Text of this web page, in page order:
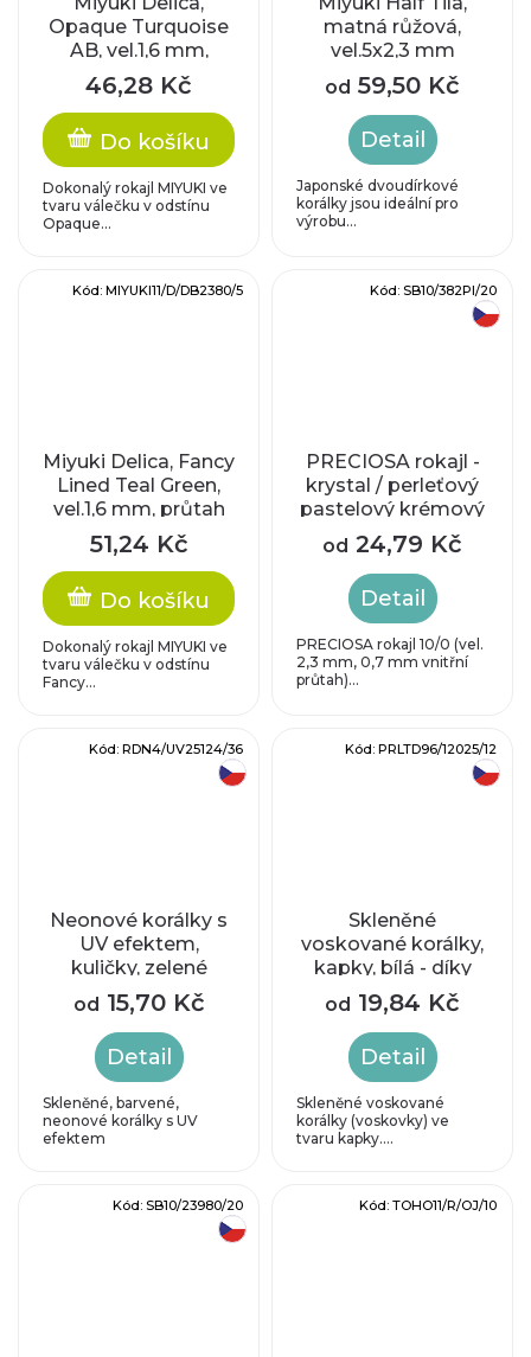
Opaque Turquoise
AB, vel.1,6 mm,
průtah 0,8 mm
46,28 Kč
Do košíku
Dokonalý rokajl MIYUKI ve
tvaru válečku v odstínu
Opaque...
matná růžová,
vel.5x2,3 mm
od 59,50 Kč
Detail
Japonské dvoudírkové
korálky jsou ideální pro
výrobu...
Miyuki Delica, Fancy
Lined Teal Green,
vel.1,6 mm, průtah
0,8 mm
51,24 Kč
Do košíku
Dokonalý rokajl MIYUKI ve
tvaru válečku v odstínu
Fancy...
Kód: MIYUKI11/D/DB2380/5
PRECIOSA rokajl -
krystal / perleťový
pastelový krémový
průtah, 10/0 cca
2,3mm
od 24,79 Kč
Detail
PRECIOSA rokajl 10/0 (vel.
2,3 mm, 0,7 mm vnitřní
průtah)...
Kód: SB10/382PI/20
Neonové korálky s
UV efektem,
kuličky, zelené
od 15,70 Kč
Detail
Skleněné, barvené,
neonové korálky s UV
efektem
Kód: RDN4/UV25124/36
Skleněné
voskované korálky,
kapky, bílá - díky
složitým
technologickým
procesům při
výrobě, nelze
zajistit vždy stejný
odstín barvy !!!
od 19,84 Kč
Detail
Skleněné voskované
korálky (voskovky) ve
tvaru kapky....
Kód: PRLTD96/12025/12
Kód: SB10/23980/20 Kód: TOHO11/R/OJ/10